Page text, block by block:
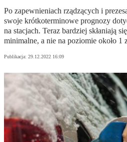
Po zapewnieniach rządzących i
swoje krótkoterminowe prognozy
na stacjach. Teraz bardziej skłaniają
minimalne, a nie na poziomie około 1
Publikacja: 29.12.2022 16:09